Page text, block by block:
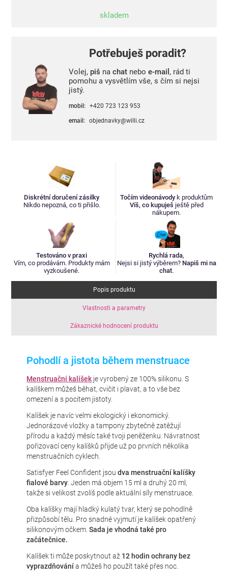
skladem
Potřebuješ poradit?
Volej, piš na chatnebo e-mail , rád ti
pomohu a vysvětlím vše, s čím si nejsi
jistý.
mobil: +420 723 123 953
email: objednavky@willi.cz
Diskrétní doručení zásilky
Nikdo nepozná, co ti přišlo.
Točím videonávody k produktům
Víš, co kupuješ ještě před
nákupem.
Testováno v praxi
Vím, co prodávám. Produkty mám
vyzkoušené.
Rychlá rada,
Nejsi si jistý výběrem? Napiš mi na
chat.
Popis produktu
Vlastnosti a parametry
Zákaznické hodnocení produktu
Pohodlí a jistota během menstruace
Menstruační kalíšek je vyrobený ze 100% silikonu. S
kalíškem můžeš běhat, cvičit i plavat, a to vše bez
omezení a s pocitem jistoty.
Kalíšek je navíc velmi ekologický i ekonomický.
Jednorázové vložky a tampony zbytečně zatěžují
přírodu a každý měsíc také tvoji peněženku. Návratnost
pořizovací ceny kalíšků přijde už po prvních několika
menstruačních cyklech.
Satisfyer Feel Confident jsoudva menstruační kalíšky
fialové barvy. Jeden má objem 15 ml a druhý 20 ml,
takže si velikost zvolíš podle aktuální síly menstruace.
Oba kalíšky mají hladký kulatý tvar, který se pohodlně
přizpůsobí tělu. Pro snadné vyjmutí je kalíšek opatřený
silikonovým očkem.Sada je vhodná také pro
začátečnice.
Kalíšek ti může poskytnout až 12 hodin ochrany bez
vyprazdňování a můžeš ho použít také přes noc.